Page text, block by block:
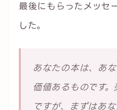
最後にもらったメッセ
した。
あなたの本は、あ
価値あるものです
ですが、まずはあ